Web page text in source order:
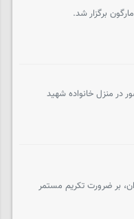
برگزار شد.
در منزل خانواده شهید
بر ضرورت تکریم مستمر